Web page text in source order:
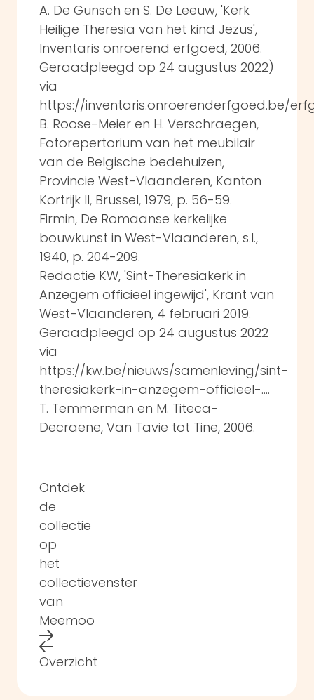
A. De Gunsch en S. De Leeuw, 'Kerk
Heilige Theresia van het kind Jezus',
Inventaris onroerend erfgoed, 2006.
Geraadpleegd op 24 augustus 2022)
via
https://inventaris.onroerenderfgoed.be/
B. Roose-Meier en H. Verschraegen,
Fotorepertorium van het meubilair
van de Belgische bedehuizen,
Provincie West-Vlaanderen, Kanton
Kortrijk II, Brussel, 1979, p. 56-59.
Firmin, De Romaanse kerkelijke
bouwkunst in West-Vlaanderen, s.l.,
1940, p. 204-209.
Redactie KW, 'Sint-Theresiakerk in
Anzegem officieel ingewijd', Krant van
West-Vlaanderen, 4 februari 2019.
Geraadpleegd op 24 augustus 2022
via
https://kw.be/nieuws/samenleving/sint-
theresiakerk-in-anzegem-officieel-....
T. Temmerman en M. Titeca-
Decraene, Van Tavie tot Tine, 2006.
Ontdek
de
collectie
op
het
collectievenster
van
Meemoo
Overzicht